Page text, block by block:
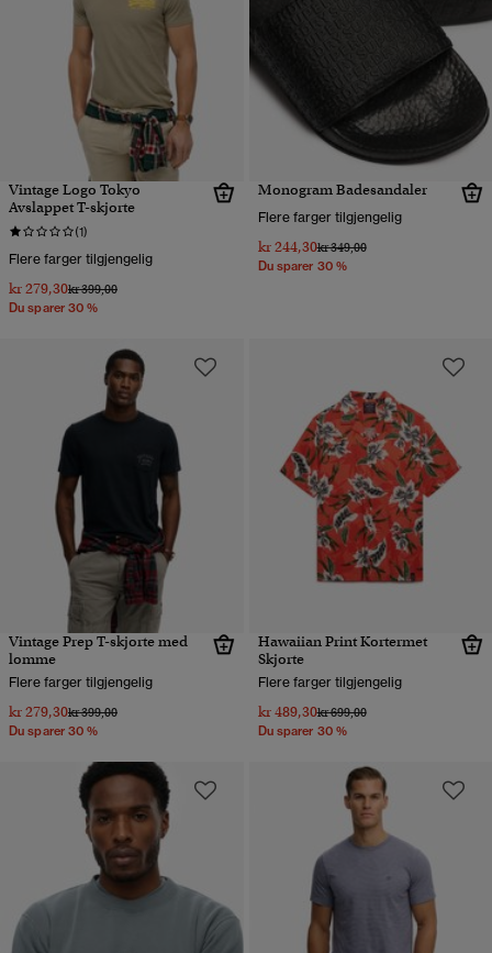
Vintage Logo Tokyo
Avslappet T-skjorte
(1)
Flere farger tilgjengelig
kr 279,30Pris nedsatt fra
kr 399,00til
Du sparer 30 %
Monogram Badesandaler
Flere farger tilgjengelig
kr 244,30Pris nedsatt fra
kr 349,00til
Du sparer 30 %
Vintage Prep T-skjorte med
lomme
Flere farger tilgjengelig
kr 279,30Pris nedsatt fra
kr 399,00til
Du sparer 30 %
Hawaiian Print Kortermet
Skjorte
Flere farger tilgjengelig
kr 489,30Pris nedsatt fra
kr 699,00til
Du sparer 30 %